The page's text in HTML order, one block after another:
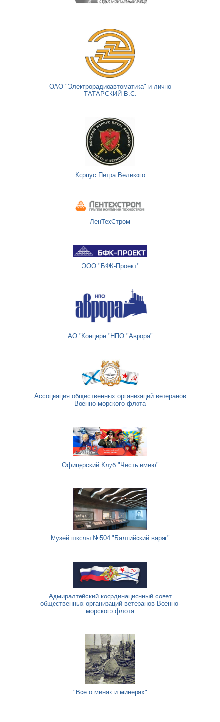
ОАО "Электрорадиоавтоматика" и лично
ТАТАРСКИЙ В.С.
Корпус Петра Великого
ЛенТехСтром
ООО "БФК-Проект"
АО "Концерн "НПО "Аврора"
Ассоциация общественных организаций ветеранов
Военно-морского флота
Офицерский Клуб "Честь имею"
Музей школы №504 "Балтийский варяг"
Адмиралтейский координационный совет
общественных организаций ветеранов Военно-
морского флота
"Все о минах и минерах"